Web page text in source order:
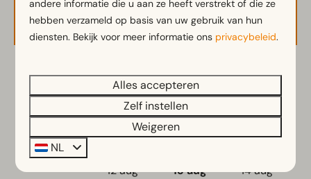
Beschikbaarheid en prijs
2 gasten
vr14-08-2026
12 aug
13 aug
14 aug
andere informatie die u aan ze heeft verstrekt of die ze
hebben verzameld op basis van uw gebruik van hun
diensten. Bekijk voor meer informatie ons privacybeleid.
Alles accepteren
Zelf instellen
Weigeren
NL